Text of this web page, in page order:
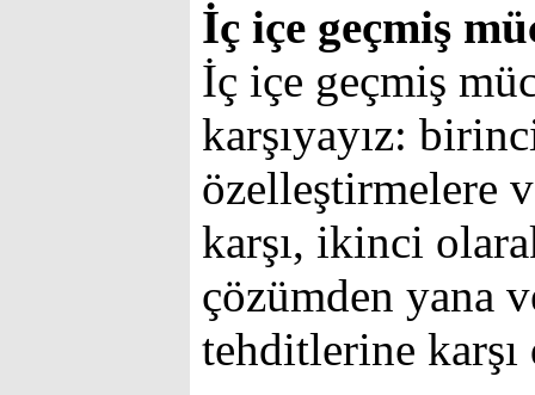
İç içe geçmiş
İç içe geçmiş
karşıyayız:
özelleştirmelere
karşı, ikinci
çözümden yana
tehditlerine